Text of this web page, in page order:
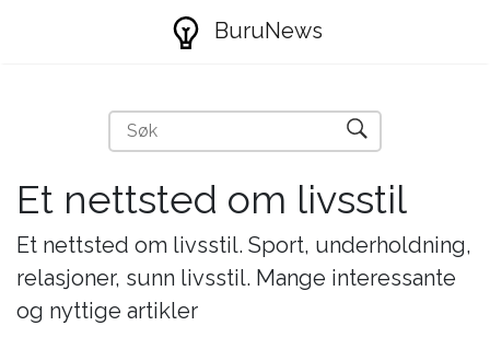
BuruNews
Et nettsted om livsstil
Et nettsted om livsstil. Sport, underholdning,
relasjoner, sunn livsstil. Mange interessante
og nyttige artikler